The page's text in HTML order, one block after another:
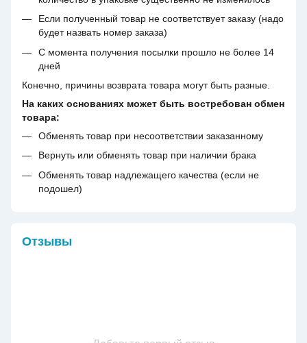
Если полученный товар не соответствует заказу (надо
будет назвать номер заказа)
С момента получения посылки прошло не более 14
дней
Конечно, причины возврата товара могут быть разные.
На каких основаниях может быть востребован обмен
товара:
Обменять товар при несоответствии заказанному
Вернуть или обменять товар при наличии брака
Обменять товар надлежащего качества (если не
подошел)
Отзывы